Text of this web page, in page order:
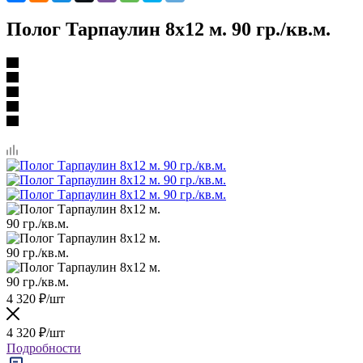
Полог Тарпаулин 8х12 м. 90 гр./кв.м.
4 320 ₽/шт
4 320 ₽/шт
Подробности